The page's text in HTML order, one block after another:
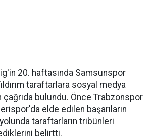
20. haftasında Samsunspor
taraftarlara sosyal medya
çağrıda bulundu. Önce Trabzonspor
elde edilen başarıların
taraftarların tribünleri
belirtti.